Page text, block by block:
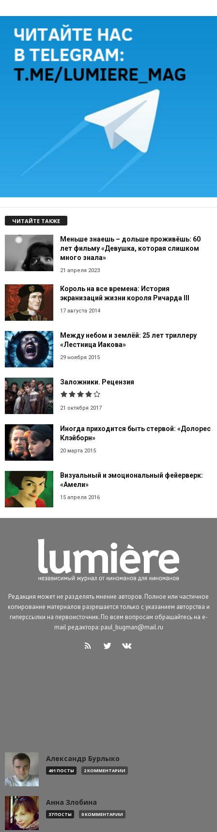
ЧИТАЙТЕ ТАКЖЕ
Меньше знаешь – дольше проживёшь: 60
лет фильму «Девушка, которая слишком
много знала»
21 апреля 2023
Король на все времена: История
экранизаций жизни короля Ричарда III
17 августа 2014
Между небом и землёй: 25 лет триллеру
«Лестница Иакова»
29 ноября 2015
Заложники. Рецензия
21 октября 2017
Иногда приходится быть стервой: «Долорес
Клэйборн»
20 марта 2015
Визуальный и эмоциональный фейерверк:
«Амели»
15 апреля 2016
Редакция может не разделять мнение авторов. Полное или частичное
копирование материалов разрешается только с указанием авторства и
гиперссылки на первоисточник. По всем вопросам обращайтесь на e-
mail редактора: paul_bugman@mail.ru
Александр Бурлыко
491 ПОСТЫ 2 КОММЕНТАРИИ
Анна Злобина
37 ПОСТЫ 0 КОММЕНТАРИИ